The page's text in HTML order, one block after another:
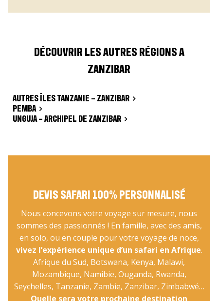
DÉCOUVRIR LES AUTRES RÉGIONS A
ZANZIBAR
AUTRES ÎLES TANZANIE – ZANZIBAR
PEMBA
UNGUJA – ARCHIPEL DE ZANZIBAR
DEVIS SAFARI 100% PERSONNALISÉ
Nous concevons votre voyage sur mesure, nous
sommes des passionnés ! En famille, avec des amis,
en solo, ou en couple pour votre voyage de noce,
vivez l’expérience unique d’un safari en Afrique.
Afrique du Sud, Botswana, Kenya, Malawi,
Mozambique, Namibie, Ouganda, Rwanda,
Seychelles, Tanzanie, Zambie, Zanzibar, Zimbabwé…
Quelle sera votre prochaine destination